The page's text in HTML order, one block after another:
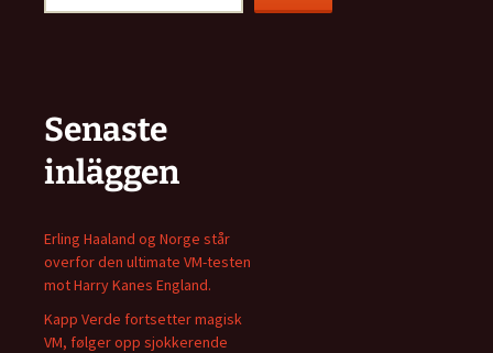
Senaste
inläggen
Erling Haaland og Norge står
overfor den ultimate VM-testen
mot Harry Kanes England.
Kapp Verde fortsetter magisk
VM, følger opp sjokkerende